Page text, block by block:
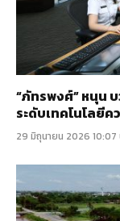
“ภัทรพงศ์” หนุน
ระดับเทคโนโลยี
29 มิถุนายน 2026 10:07